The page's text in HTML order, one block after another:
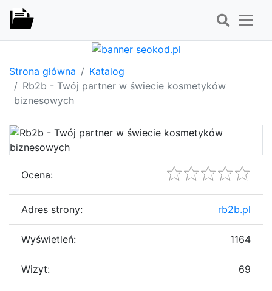
Strona główna
Katalog
Rb2b - Twój partner w świecie kosmetyków
biznesowych
Ocena:
Adres strony: rb2b.pl
Wyświetleń: 1164
Wizyt: 69